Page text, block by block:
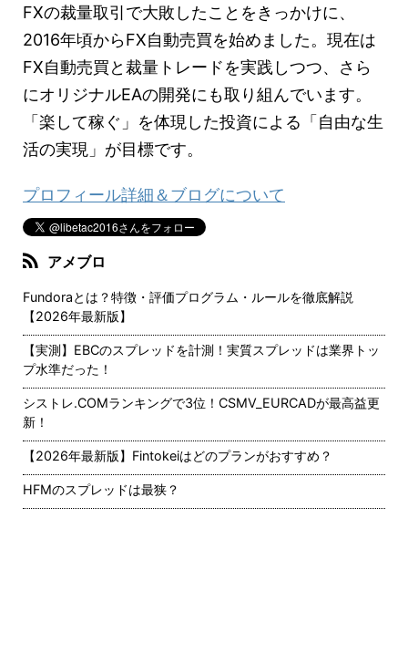
FXの裁量取引で大敗したことをきっかけに、
2016年頃からFX自動売買を始めました。現在は
FX自動売買と裁量トレードを実践しつつ、さら
にオリジナルEAの開発にも取り組んでいます。
「楽して稼ぐ」を体現した投資による「自由な生
活の実現」が目標です。
プロフィール詳細＆ブログについて
アメブロ
Fundoraとは？特徴・評価プログラム・ルールを徹底解説
【2026年最新版】
【実測】EBCのスプレッドを計測！実質スプレッドは業界トッ
プ水準だった！
シストレ.COMランキングで3位！CSMV_EURCADが最高益更
新！
【2026年最新版】Fintokeiはどのプランがおすすめ？
HFMのスプレッドは最狭？